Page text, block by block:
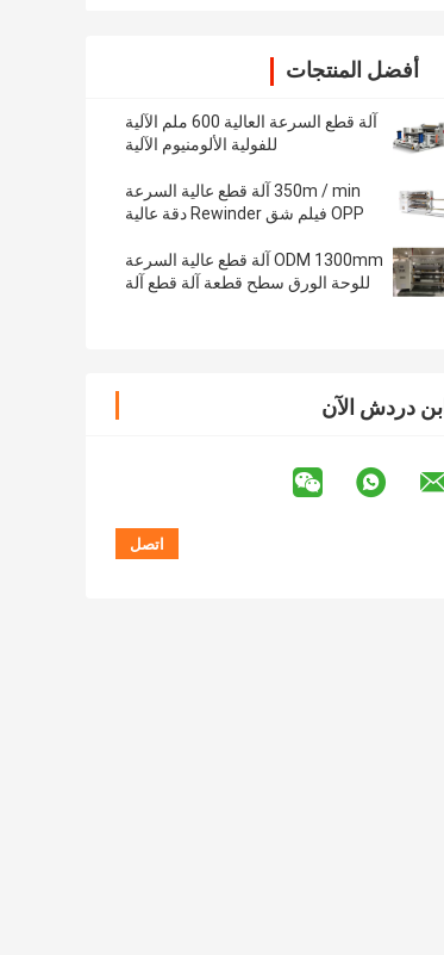
أفضل المنتجات
آلة قطع السرعة العالية 600 ملم الآلية
للفولية الألومنيوم الآلية
350m / min آلة قطع عالية السرعة
OPP فيلم شق Rewinder دقة عالية
ODM 1300mm آلة قطع عالية السرعة
للوحة الورق سطح قطعة آلة قطع آلة
ابن دردش الآن